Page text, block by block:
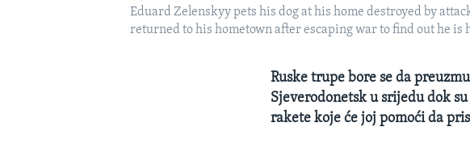
Eduard Zelenskyy pets his dog at his home destroyed by
returned to his hometown after escaping war to find out he is
Ruske trupe bore se da
Sjeverodonetsk u srijedu dok
rakete koje će joj pomoći da